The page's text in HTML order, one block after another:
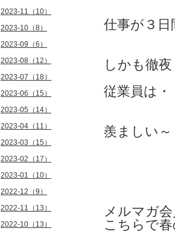
仕事が３
しかも徹
従業員は・
羨ましい
メルマガ
こちらで
2023-11（10）
2023-10（8）
2023-09（6）
2023-08（12）
2023-07（18）
2023-06（15）
2023-05（14）
2023-04（11）
2023-03（15）
2023-02（17）
2023-01（10）
2022-12（9）
2022-11（13）
2022-10（13）